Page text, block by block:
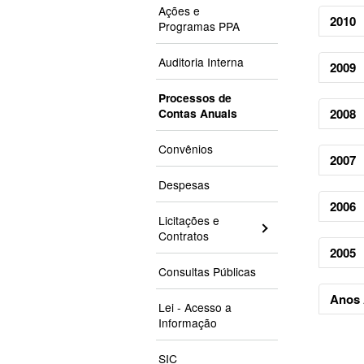
Ações e
Programas PPA
Auditoria Interna
Processos de
Contas Anuais
Convênios
Despesas
Licitações e
Contratos
Consultas Públicas
Lei - Acesso a
Informação
SIC
Local
Local
2010
2009
2008
2007
2006
2005
Anos